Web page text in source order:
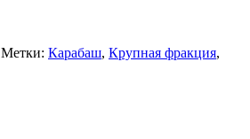
Метки: Карабаш, Крупная фракция,